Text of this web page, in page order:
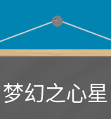
梦幻之心星